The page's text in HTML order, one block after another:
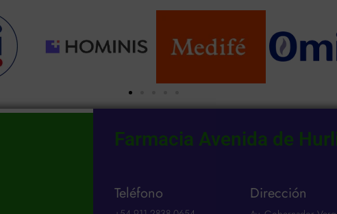
Farmacia Avenida de
Teléfono Dirección